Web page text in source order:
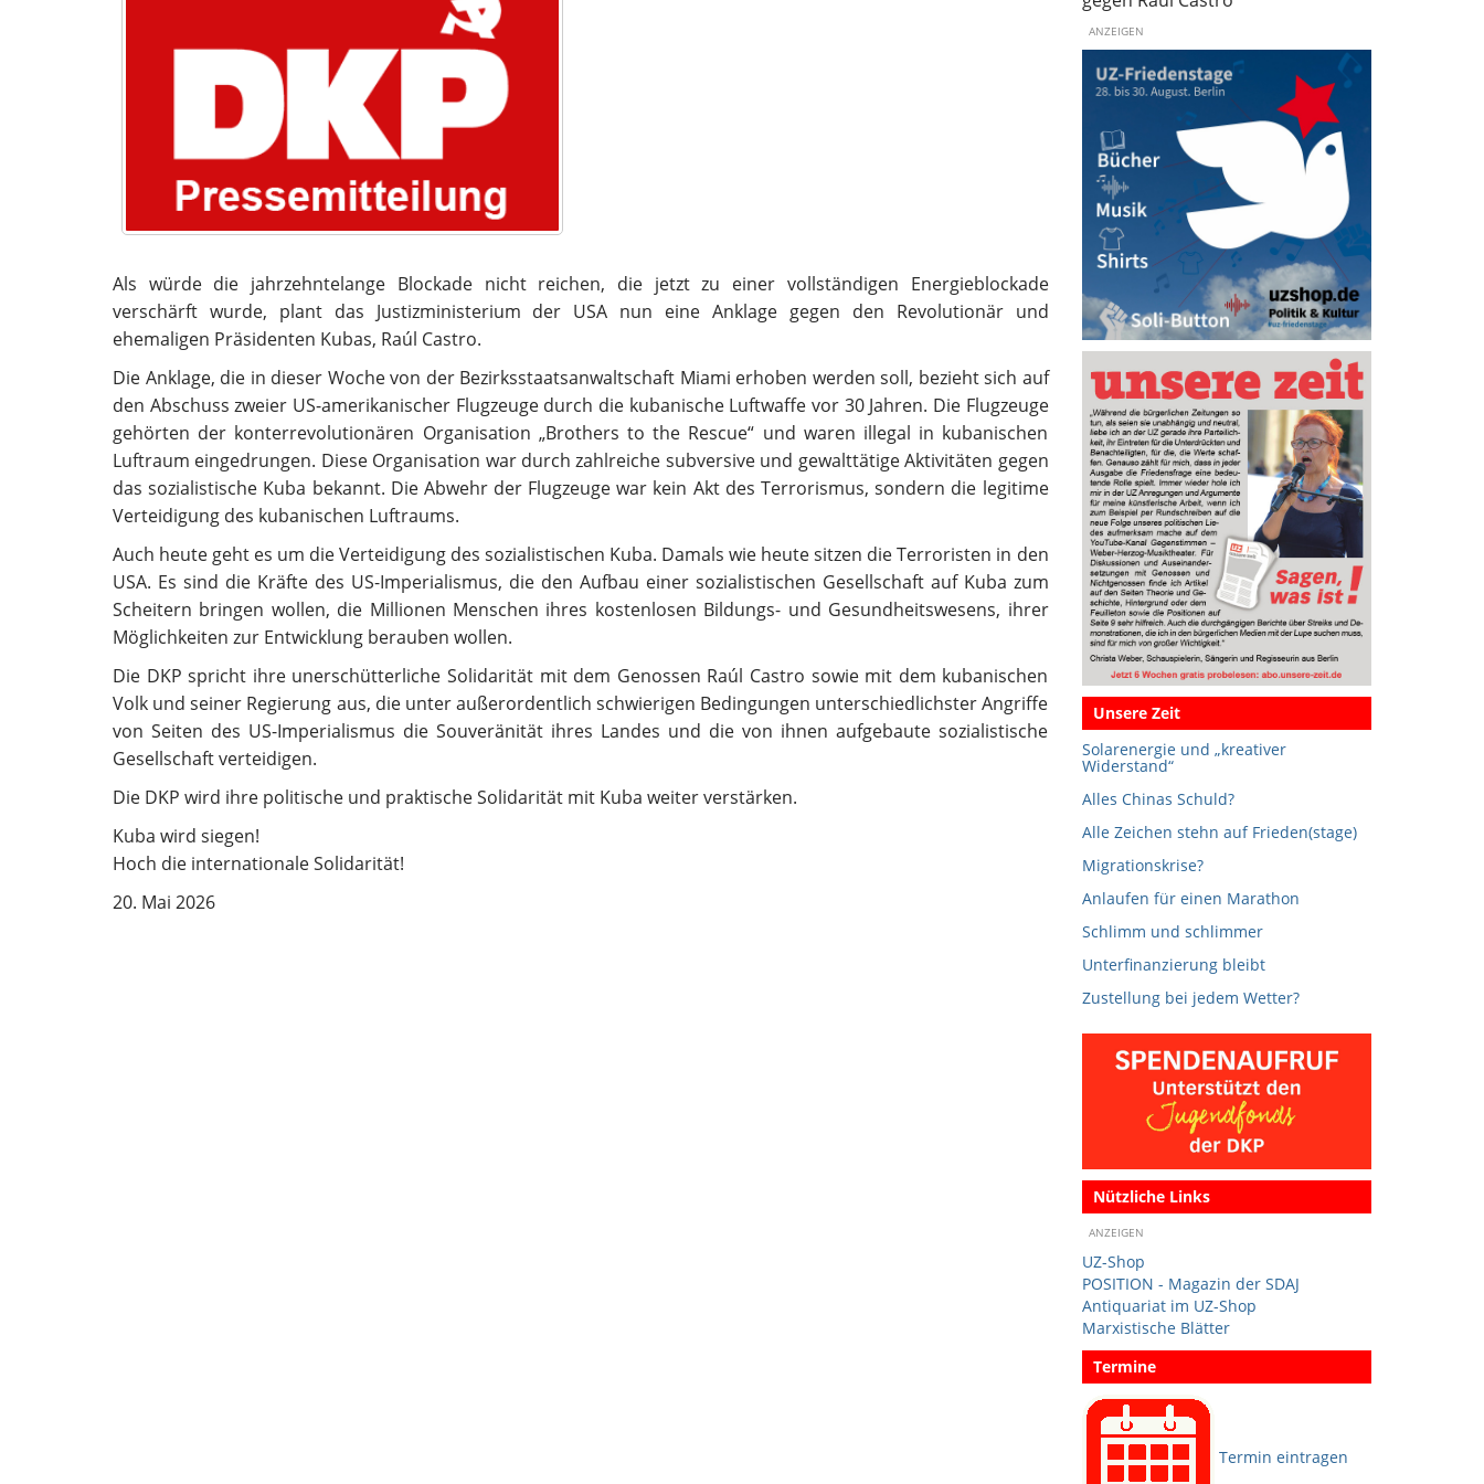
Als würde die jahrzehntelange Blockade nicht reichen, die jetzt zu einer vollständigen Energieblockade
verschärft wurde, plant das Justizministerium der USA nun eine Anklage gegen den Revolutionär und
ehemaligen Präsidenten Kubas, Raúl Castro.
Die Anklage, die in dieser Woche von der Bezirksstaatsanwaltschaft Miami erhoben werden soll, bezieht sich auf
den Abschuss zweier US-amerikanischer Flugzeuge durch die kubanische Luftwaffe vor 30 Jahren. Die Flugzeuge
gehörten der konterrevolutionären Organisation „Brothers to the Rescue“ und waren illegal in kubanischen
Luftraum eingedrungen. Diese Organisation war durch zahlreiche subversive und gewalttätige Aktivitäten gegen
das sozialistische Kuba bekannt. Die Abwehr der Flugzeuge war kein Akt des Terrorismus, sondern die legitime
Verteidigung des kubanischen Luftraums.
Auch heute geht es um die Verteidigung des sozialistischen Kuba. Damals wie heute sitzen die Terroristen in den
USA. Es sind die Kräfte des US-Imperialismus, die den Aufbau einer sozialistischen Gesellschaft auf Kuba zum
Scheitern bringen wollen, die Millionen Menschen ihres kostenlosen Bildungs- und Gesundheitswesens, ihrer
Möglichkeiten zur Entwicklung berauben wollen.
Die DKP spricht ihre unerschütterliche Solidarität mit dem Genossen Raúl Castro sowie mit dem kubanischen
Volk und seiner Regierung aus, die unter außerordentlich schwierigen Bedingungen unterschiedlichster Angriffe
von Seiten des US-Imperialismus die Souveränität ihres Landes und die von ihnen aufgebaute sozialistische
Gesellschaft verteidigen.
Die DKP wird ihre politische und praktische Solidarität mit Kuba weiter verstärken.
Kuba wird siegen!
Hoch die internationale Solidarität!
20. Mai 2026
ANZEIGEN
Unsere Zeit
Solarenergie und „kreativer
Widerstand“
Alles Chinas Schuld?
Alle Zeichen stehn auf Frieden(stage)
Migrationskrise?
Anlaufen für einen Marathon
Schlimm und schlimmer
Unterfinanzierung bleibt
Zustellung bei jedem Wetter?
Nützliche Links
ANZEIGEN
UZ-Shop
POSITION - Magazin der SDAJ
Antiquariat im UZ-Shop
Marxistische Blätter
Termine
Termin eintragen